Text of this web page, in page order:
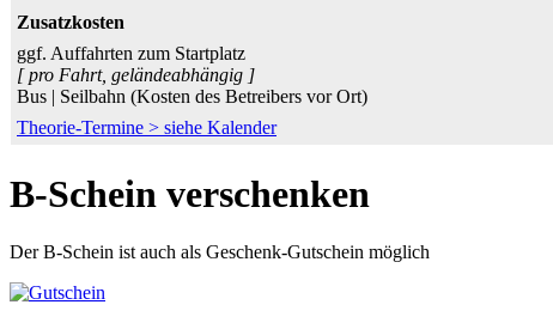
Zusatzkosten
ggf. Auffahrten zum Startplatz
[ pro Fahrt, geländeabhängig ]
Bus | Seilbahn (Kosten des Betreibers vor Ort)
Theorie-Termine > siehe Kalender
B-Schein verschenken
Der B-Schein ist auch als Geschenk-Gutschein möglich